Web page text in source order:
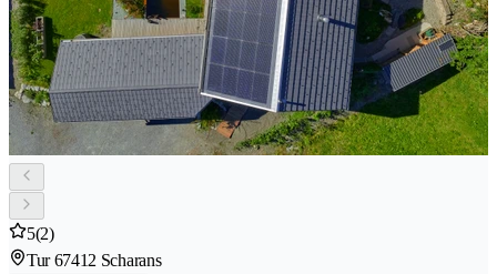
5(2)
Tur 67412 Scharans